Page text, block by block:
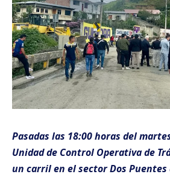
Pasadas las 18:00 horas del
Unidad de Control Operativa de
un carril en el sector Dos Puentes